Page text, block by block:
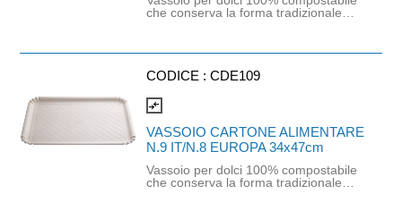
che conserva la forma tradizionale
gradevole e un utilizzo funzionale.
Oliorepellente 30% e Idrorepellente
37x50,5
CODICE :CDE109
compare_arrows
VASSOIO CARTONE ALIMENTARE
N.9 IT/N.8 EUROPA 34x47cm
Vassoio per dolci 100% compostabile
che conserva la forma tradizionale